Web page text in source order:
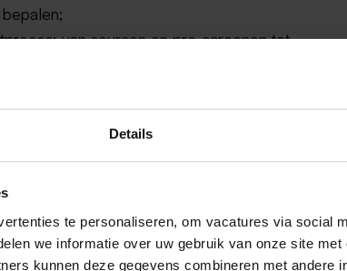
Details
te personaliseren, om vacatures via social
we informatie over uw gebruik van onze site
kunnen deze gegevens combineren met andere
van sourcen en pre-screenen tot
job offerproces;
bijdragen aan het versterken van onze
Acquisition professionals in het internationale
tussen € 3.085,- en € 4.407,-;